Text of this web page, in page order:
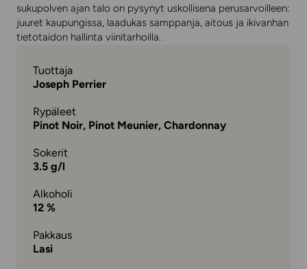
sukupolven ajan talo on pysynyt uskollisena perusarvoilleen:
juuret kaupungissa, laadukas samppanja, aitous ja ikivanhan
tietotaidon hallinta viinitarhoilla.
Tuottaja
Joseph Perrier
Rypäleet
Pinot Noir, Pinot Meunier, Chardonnay
Sokerit
3.5 g/l
Alkoholi
12 %
Pakkaus
Lasi